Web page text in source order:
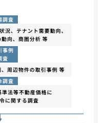
調査
況、テナント需要動向、
向、商圏分析 等
事例
査
周辺物件の取引事例 等
調査
法等不動産価格に
に関する調査